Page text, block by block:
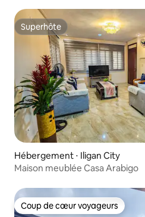
Superhôte
Superhôte
Hébergement ⋅ Iligan City
Maison meublée Casa Arabigo
Coup de cœur voyageurs
Coup de cœur voyageurs